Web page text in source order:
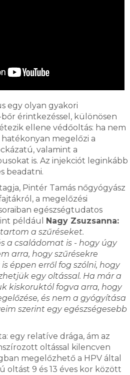
egy olyan gyakori
érintkezéssel, különösen
ellene védőoltás: ha nem
hatékonyan megelőzi a
valamint a
is. Az injekciót leginkább
beadatni.
Pintér Tamás nőgyógyász
a megelőzési
egészségtudatos
például Nagy Zsuzsanna:
a szűréseket.
a családomat is - hogy úgy
arra, hogy szűrésekre
éppen erről fog szólni, hogy
egy oltással. Ha már a
kiskoruktól fogva arra, hogy
és nem a gyógyítása
szerint egy egészségesebb
egy relatíve drága, ám az
oltással kilencven
megelőzhető a HPV által
oltást 9 és 13 éves kor között